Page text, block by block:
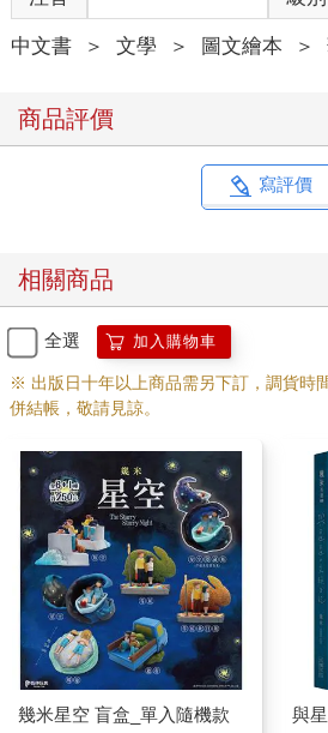
中文書 ＞ 文學 ＞ 圖文繪本 ＞
商品評價
寫評價
相關商品
全選 加入購物車
※ 出版日十年以上商品需另下訂，調貨時
併結帳，敬請見諒。
幾米星空 盲盒_單入隨機款 與